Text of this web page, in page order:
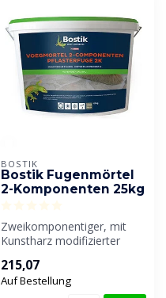
BOSTIK
Bostik Fugenmörtel
2-Komponenten 25kg
Zweikomponentiger, mit
Kunstharz modifizierter
wasserdurchläss...
215,07
Auf Bestellung